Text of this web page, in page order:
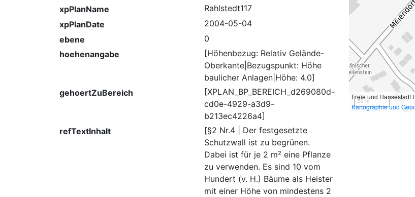
xpPlanName
Rahlstedt117
xpPlanDate
2004-05-04
ebene
0
hoehenangabe
[Höhenbezug: Relativ Gelände-
Oberkante|Bezugspunkt: Höhe
baulicher Anlagen|Höhe: 4.0]
gehoertZuBereich
[XPLAN_BP_BEREICH_d269080d-
cd0e-4929-a3d9-
b213ec4226a4]
refTextInhalt
[§2 Nr.4 | Der festgesetzte
Schutzwall ist zu begrünen.
Dabei ist für je 2 m² eine Pflanze
zu verwenden. Es sind 10 vom
Hundert (v. H.) Bäume als Heister
mit einer Höhe von mindestens 2
50 m
Freie und Hansestadt
Kartographie und